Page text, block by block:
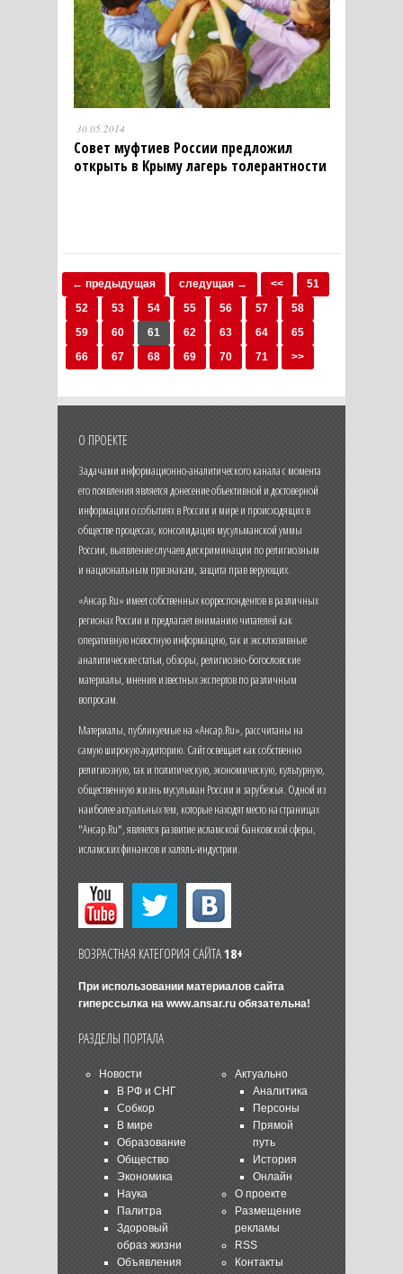
30.05.2014
Совет муфтиев России предложил
открыть в Крыму лагерь толерантности
← предыдущая следущая → <<
51
52
53 54 55 56 57
58
59
60 61 62 63 64
65
66
67 68 69 70 71 >>
О ПРОЕКТЕ
Задачами информационно-аналитического канала с момента
его появления является донесение объективной и достоверной
информации о событиях в России и мире и происходящих в
обществе процессах, консолидация мусульманской уммы
России, выявление случаев дискриминации по религиозным
и национальным признакам, защита прав верующих.
«Ансар.Ru» имеет собственных корреспондентов в различных
регионах России и предлагает вниманию читателей как
оперативную новостную информацию, так и эксклюзивные
аналитические статьи, обзоры, религиозно-богословские
материалы, мнения известных экспертов по различным
вопросам.
Материалы, публикуемые на «Ансар.Ru», рассчитаны на
самую широкую аудиторию. Сайт освещает как собственно
религиозную, так и политическую, экономическую, культурную,
общественную жизнь мусульман России и зарубежья. Одной из
наиболее актуальных тем, которые находят место на страницах
"Ансар.Ru", является развитие исламской банковской сферы,
исламских финансов и халяль-индустрии.
ВОЗРАСТНАЯ КАТЕГОРИЯ САЙТА18+
При использовании материалов сайта
гиперссылка на www.ansar.ruобязательна!
РАЗДЕЛЫ ПОРТАЛА
Новости
В РФ и СНГ
Собкор
В мире
Образование
Общество
Экономика
Наука
Палитра
Здоровый
образ жизни
Объявления
Актуально
Аналитика
Персоны
Прямой
путь
История
Онлайн
О проекте
Размещение
рекламы
RSS
Контакты